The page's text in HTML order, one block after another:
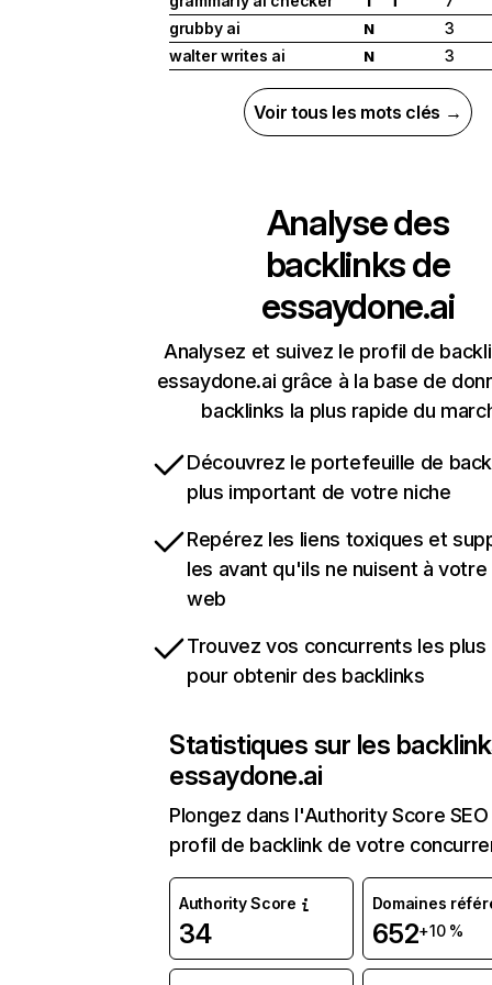
grubby ai
N
3
walter writes ai
N 3
Voir tous les mots clés →
Analyse des
backlinks de
essaydone.ai
Analysez et suivez le profil de
essaydone.ai grâce à la base de
backlinks la plus rapide du
Découvrez le portefeuille de
plus important de votre niche
Repérez les liens toxiques et
les avant qu'ils ne nuisent à
web
Trouvez vos concurrents les
pour obtenir des backlinks
Statistiques sur les
essaydone.ai
Plongez dans l'Authority Score
profil de backlink de votre
Authority Score
34
Domaines
652+10 %